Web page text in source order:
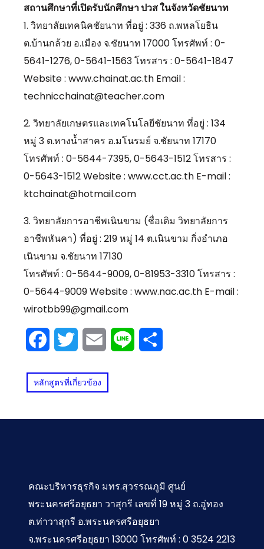
สถานศึกษาที่เปิดรับนักศึกษา ปวส ในจังหวัดชัยนาท
1. วิทยาลัยเทคนิคชัยนาท ที่อยู่ : 336 ถ.พหลโยธิน
ต.บ้านกล้วย อ.เมือง จ.ชัยนาท 17000 โทรศัพท์ : 0-
5641-1276, 0-5641-1563 โทรสาร : 0-5641-1847
Website : www.chainat.ac.th Email :
technicchainat@teacher.com
2. วิทยาลัยเกษตรและเทคโนโลยีชัยนาท ที่อยู่ : 134
หมู่ 3 ต.หางน้ำสาคร อ.มโนรมย์ จ.ชัยนาท 17170
โทรศัพท์ : 0-5644-7395, 0-5643-1512 โทรสาร :
0-5643-1512 Website : www.cct.ac.th E-mail :
ktchainat@hotmail.com
3. วิทยาลัยการอาชีพเนินขาม (ชื่อเดิม วิทยาลัยการ
อาชีพหันคา) ที่อยู่ : 219 หมู่ 14 ต.เนินขาม กิ่งอำเภอ
เนินขาม จ.ชัยนาท 17130
โทรศัพท์ : 0-5644-9009, 0-81953-3310 โทรสาร :
0-5644-9009 Website : www.nac.ac.th E-mail :
wirotbb99@gmail.com
Facebook
Twitter Email Line
หลักสูตรที่เกี่ยวข้อง
คณะบริหารธุรกิจ มทร.สุวรรณภูมิ ศูนย์
พระนครศรีอยุธยา วาสุกรี เลขที่ 19 หมู่ 3 ถ.อู่ทอง
ต.ท่าวาสุกรี อ.พระนครศรีอยุธยา
จ.พระนครศรีอยุธยา 13000 โทรศัพท์ : 0 3524 2213